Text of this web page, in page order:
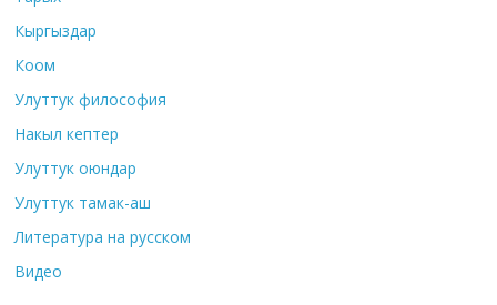
Кыргыздар
Коом
Улуттук философия
Накыл кептер
Улуттук оюндар
Улуттук тамак-аш
Литература на русском
Видео